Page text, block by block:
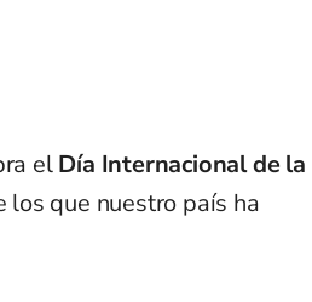
elDía Internacional de la
los que nuestro país ha